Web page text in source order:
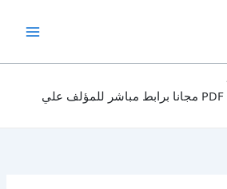
تحميل كتاب هيكل وبهاء PDF مجانا برابط مباشر للمؤلف علي